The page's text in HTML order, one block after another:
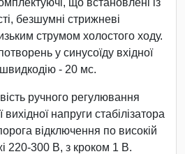
безшумні стрижневі
струмом холостого ходу.
у синусоїду вхідної
- 20 мс.
ручного регулювання
напруги стабілізатора
відключення по високій
220-300 В, з кроком 1 В.